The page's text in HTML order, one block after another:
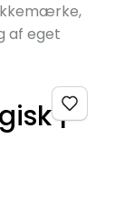
af eget
|